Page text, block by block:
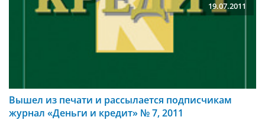
19.07.2011
Вышел из печати и рассылается подписчикам
журнал «Деньги и кредит» № 7, 2011